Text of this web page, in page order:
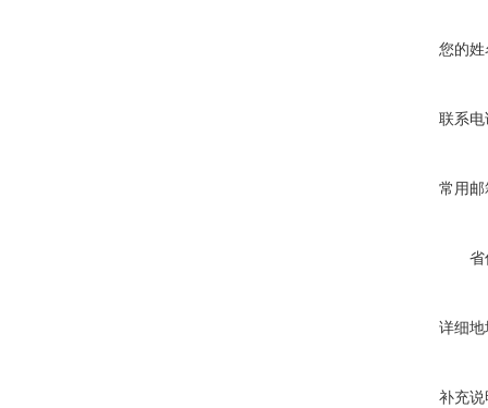
您的
联系
常用
省
详细
补充